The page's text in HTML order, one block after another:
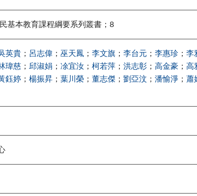
基本教育課程綱要系列叢書；8
英貴 ； 呂志偉 ； 巫天鳳 ； 李文旗 ； 李台元 ； 李惠珍 ； 李
瑋慈 ； 邱淑娟 ； 凃宜汝 ； 柯若萍 ； 洪志彰 ； 高金豪 ； 高
鈺婷 ； 楊振昇 ； 葉川榮 ； 董志傑 ； 劉亞汶 ； 潘愉淨 ； 蕭